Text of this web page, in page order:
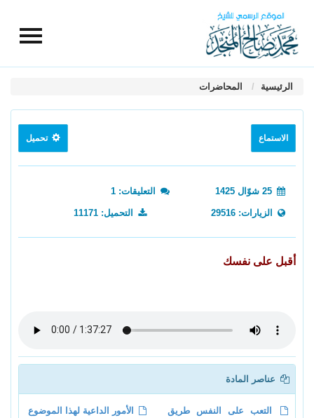
الرئيسية المحاضرات
الاستماع تحميل
التعليقات: 1
الزيارات: 29516 التحميل: 11171
أقبل على نفسك
عناصر المادة
التعب على النفس طريق
الأمور الداعية لهذا الموضوع